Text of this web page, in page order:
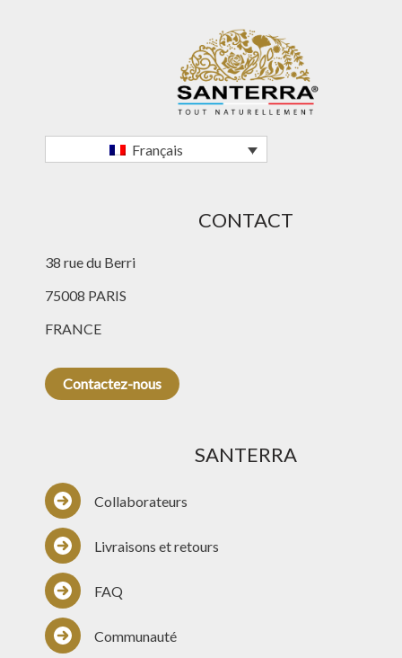
Français
CONTACT
38 rue du Berri
75008 PARIS
FRANCE
Contactez-nous
SANTERRA
Collaborateurs
Livraisons et retours
FAQ
Communauté